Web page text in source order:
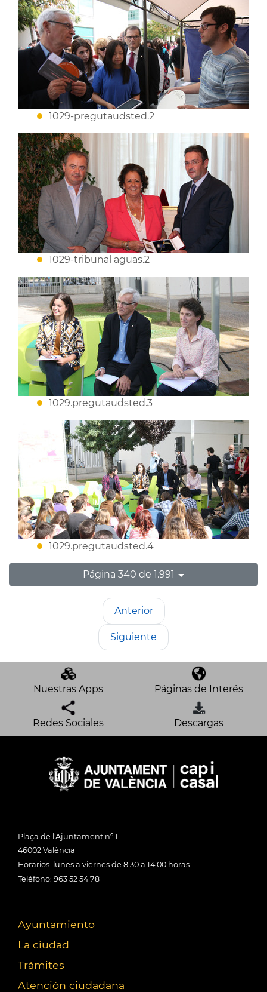
1029-pregutaudsted.2
1029-tribunal aguas.2
1029.pregutaudsted.3
1029.pregutaudsted.4
Página 340 de 1.991
Anterior
Siguiente
Nuestras Apps Páginas de Interés
Redes Sociales Descargas
Plaça de l'Ajuntament nº 1
46002 València
Horarios: lunes a viernes de 8:30 a 14:00 horas
Teléfono: 963 52 54 78
Ayuntamiento
La ciudad
Trámites
Atención ciudadana